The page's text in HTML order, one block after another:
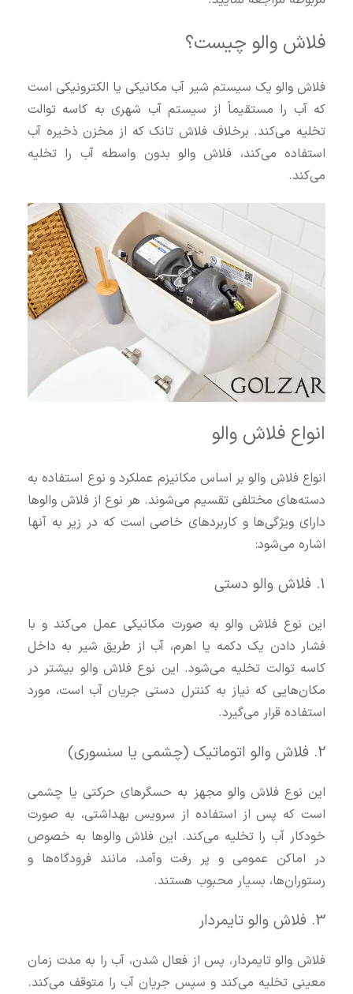
فلاش والو چیست؟
فلاش والو یک سیستم شیر آب مکانیکی یا الکترونیکی است
که آب را مستقیماً از سیستم آب شهری به کاسه توالت
تخلیه می‌کند. برخلاف فلاش تانک که از مخزن ذخیره آب
استفاده می‌کند، فلاش والو بدون واسطه آب را تخلیه
می‌کند.
انواع فلاش والو
انواع فلاش والو بر اساس مکانیزم عملکرد و نوع استفاده به
دسته‌های مختلفی تقسیم می‌شوند. هر نوع از فلاش والوها
دارای ویژگی‌ها و کاربردهای خاصی است که در زیر به آنها
اشاره می‌شود:
1. فلاش والو دستی
این نوع فلاش والو به صورت مکانیکی عمل می‌کند و با
فشار دادن یک دکمه یا اهرم، آب از طریق شیر به داخل
کاسه توالت تخلیه می‌شود. این نوع فلاش والو بیشتر در
مکان‌هایی که نیاز به کنترل دستی جریان آب است، مورد
استفاده قرار می‌گیرد.
2. فلاش والو اتوماتیک (چشمی یا سنسوری)
این نوع فلاش والو مجهز به حسگرهای حرکتی یا چشمی
است که پس از استفاده از سرویس بهداشتی، به صورت
خودکار آب را تخلیه می‌کند. این فلاش والوها به خصوص
در اماکن عمومی و پر رفت‌ وآمد، مانند فرودگاه‌ها و
رستوران‌ها، بسیار محبوب هستند.
3. فلاش والو تایمردار
فلاش والو تایمردار، پس از فعال شدن، آب را به مدت زمان
معینی تخلیه می‌کند و سپس جریان آب را متوقف می‌کند.